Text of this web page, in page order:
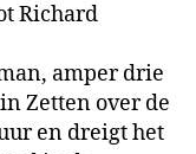
Richard
amper drie
Zetten over de
en dreigt het